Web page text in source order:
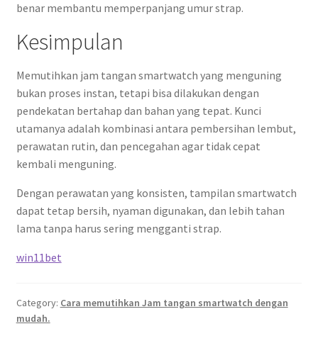
benar membantu memperpanjang umur strap.
Kesimpulan
Memutihkan jam tangan smartwatch yang menguning
bukan proses instan, tetapi bisa dilakukan dengan
pendekatan bertahap dan bahan yang tepat. Kunci
utamanya adalah kombinasi antara pembersihan lembut,
perawatan rutin, dan pencegahan agar tidak cepat
kembali menguning.
Dengan perawatan yang konsisten, tampilan smartwatch
dapat tetap bersih, nyaman digunakan, dan lebih tahan
lama tanpa harus sering mengganti strap.
win11bet
Category: Cara memutihkan Jam tangan smartwatch dengan
mudah.